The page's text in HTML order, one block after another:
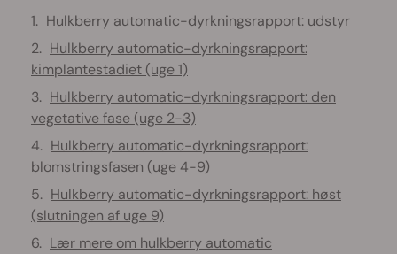
Hulkberry automatic-dyrkningsrapport: udstyr
Hulkberry automatic-dyrkningsrapport:
kimplantestadiet (uge 1)
Hulkberry automatic-dyrkningsrapport: den
vegetative fase (uge 2-3)
Hulkberry automatic-dyrkningsrapport:
blomstringsfasen (uge 4-9)
Hulkberry automatic-dyrkningsrapport: høst
(slutningen af uge 9)
Lær mere om hulkberry automatic